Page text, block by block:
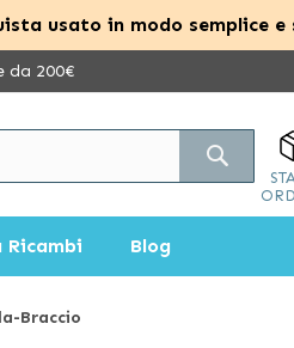
usato in modo semplice e
da 200€
Ricambi Blog
Braccio